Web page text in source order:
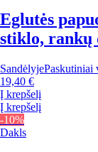
Eglutės
stiklo, rankų
SandėlyjePaskutiniai
19,40 €
Į krepšelį
Į krepšelį
-10%
Dakls